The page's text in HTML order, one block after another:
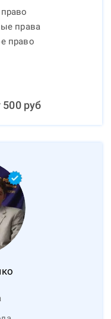
права
право
500руб